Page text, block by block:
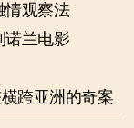
情观察法
诺兰电影
跨亚洲的奇案